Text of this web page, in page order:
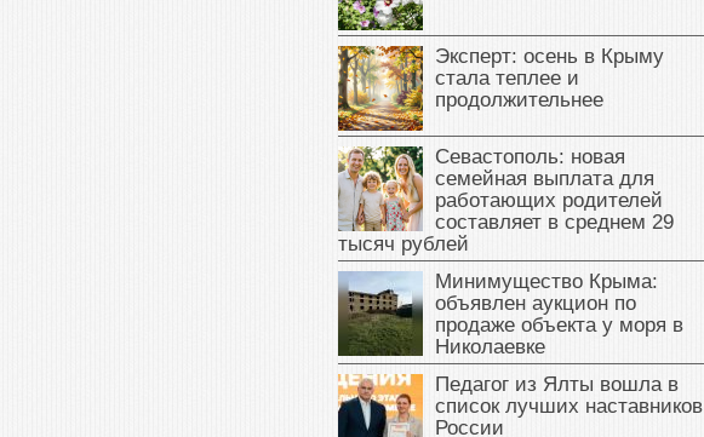
Эксперт: осень в Крыму
стала теплее и
продолжительнее
Севастополь: новая
семейная выплата для
работающих родителей
составляет в среднем 29
тысяч рублей
Минимущество Крыма:
объявлен аукцион по
продаже объекта у моря в
Николаевке
Педагог из Ялты вошла в
список лучших наставников
России